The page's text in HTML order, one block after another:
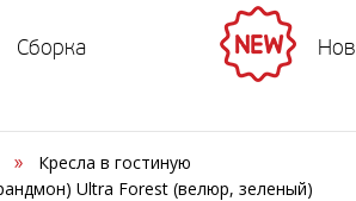
Сборка
Кресла в гостиную
Ultra Forest (велюр, зеленый)